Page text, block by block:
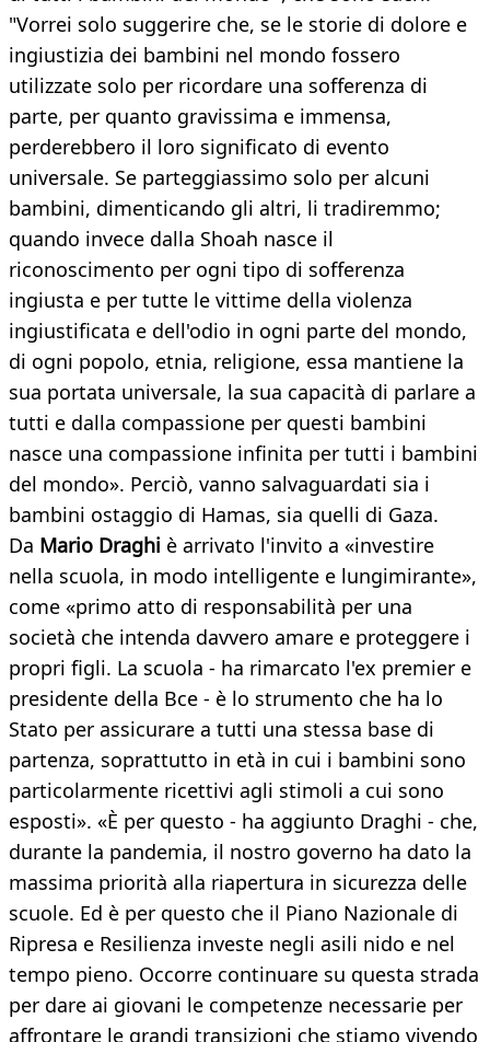
"Vorrei solo suggerire che, se le storie di dolore e
ingiustizia dei bambini nel mondo fossero
utilizzate solo per ricordare una sofferenza di
parte, per quanto gravissima e immensa,
perderebbero il loro significato di evento
universale. Se parteggiassimo solo per alcuni
bambini, dimenticando gli altri, li tradiremmo;
quando invece dalla Shoah nasce il
riconoscimento per ogni tipo di sofferenza
ingiusta e per tutte le vittime della violenza
ingiustificata e dell'odio in ogni parte del mondo,
di ogni popolo, etnia, religione, essa mantiene la
sua portata universale, la sua capacità di parlare a
tutti e dalla compassione per questi bambini
nasce una compassione infinita per tutti i bambini
del mondo». Perciò, vanno salvaguardati sia i
bambini ostaggio di Hamas, sia quelli di Gaza.
Da Mario Draghi è arrivato l'invito a «investire
nella scuola, in modo intelligente e lungimirante»,
come «primo atto di responsabilità per una
società che intenda davvero amare e proteggere i
propri figli. La scuola - ha rimarcato l'ex premier e
presidente della Bce - è lo strumento che ha lo
Stato per assicurare a tutti una stessa base di
partenza, soprattutto in età in cui i bambini sono
particolarmente ricettivi agli stimoli a cui sono
esposti». «È per questo - ha aggiunto Draghi - che,
durante la pandemia, il nostro governo ha dato la
massima priorità alla riapertura in sicurezza delle
scuole. Ed è per questo che il Piano Nazionale di
Ripresa e Resilienza investe negli asili nido e nel
tempo pieno. Occorre continuare su questa strada
per dare ai giovani le competenze necessarie per
affrontare le grandi transizioni che stiamo vivendo